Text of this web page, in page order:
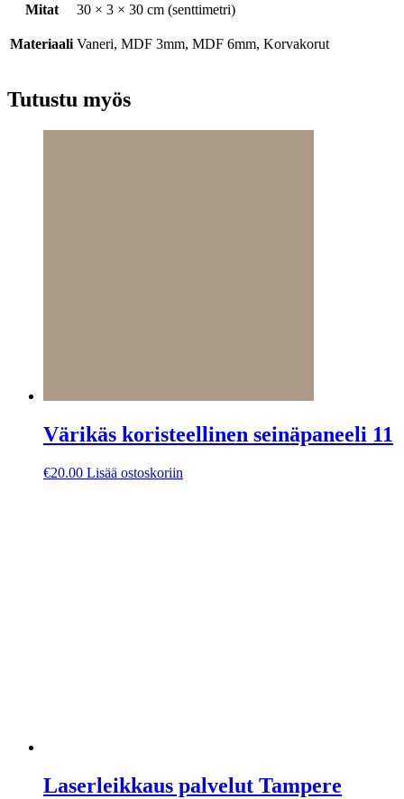
Mitat 30 × 3 × 30 cm (senttimetri)
Materiaali Vaneri, MDF 3mm, MDF 6mm, Korvakorut
Tutustu myös
Värikäs koristeellinen seinäpaneeli 11
€20.00 Lisää ostoskoriin
Laserleikkaus palvelut Tampere